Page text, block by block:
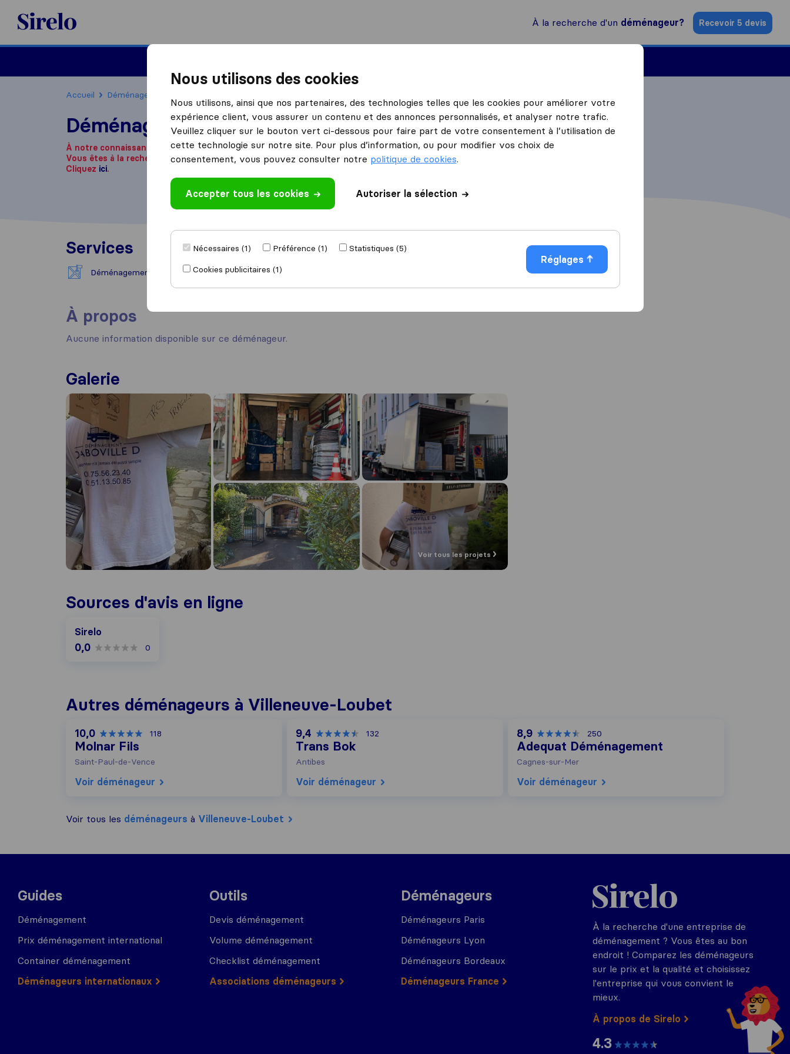
Sirelo.fr
À la recherche d'un déménageur? Recevoir 5 devis
Accueil Déménageurs France
Déménagement Daboville D
À notre connaissance, cette société n'est plus opérationnelle.
Vous êtes à la recherche d'une entreprise de déménagement ?
Cliquez ici.
Services
Déménagement national
À propos
Aucune information disponible sur ce déménageur.
Galerie
Voir tous les projets
Sources d'avis en ligne
Sirelo
0,0 0
Autres déménageurs à Villeneuve-Loubet
10,0 118
Molnar Fils
Saint-Paul-de-Vence
Voir déménageur
9,4 132
Trans Bok
Antibes
Voir déménageur
8,9 250
Adequat Déménagement
Cagnes-sur-Mer
Voir déménageur
Voir tous les déménageurs à Villeneuve-Loubet
Guides
Déménagement
Prix déménagement international
Container déménagement
Déménageurs internationaux
Outils
Devis déménagement
Volume déménagement
Checklist déménagement
Associations déménageurs
Déménageurs
Déménageurs Paris
Déménageurs Lyon
Déménageurs Bordeaux
Déménageurs France
Sirelo.fr
À la recherche d'une entreprise de
déménagement ? Vous êtes au bon
endroit ! Comparez les déménageurs
sur le prix et la qualité et choisissez
l'entreprise qui vous convient le
mieux.
À propos de Sirelo
4.3
Nous utilisons des cookies
Nous utilisons, ainsi que nos partenaires, des technologies telles que les cookies pour améliorer votre
expérience client, vous assurer un contenu et des annonces personnalisés, et analyser notre trafic.
Veuillez cliquer sur le bouton vert ci-dessous pour faire part de votre consentement à l’utilisation de
cette technologie sur notre site. Pour plus d’information, ou pour modifier vos choix de
consentement, vous pouvez consulter notre politique de cookies.
Accepter tous les cookies Autoriser la sélection
Nécessaires (1) Préférence (1)
Statistiques (5)
Cookies publicitaires (1)
Réglages